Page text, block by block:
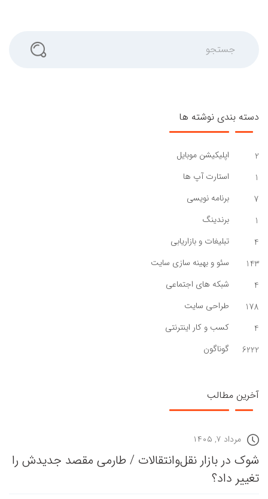
دسته بندی نوشته ها
2
اپلیکیشن موبایل
1
استارت آپ ها
7
برنامه نویسی
1
برندینگ
4
تبلیغات و بازاریابی
143
سئو و بهینه سازی سایت
4
شبکه های اجتماعی
178
طراحی سایت
4
کسب و کار اینترنتی
6222
گوناگون
آخرین مطالب
مرداد ۷, ۱۴۰۵
شوک در بازار نقل‌وانتقالات / طارمی مقصد جدیدش را
تغییر داد؟